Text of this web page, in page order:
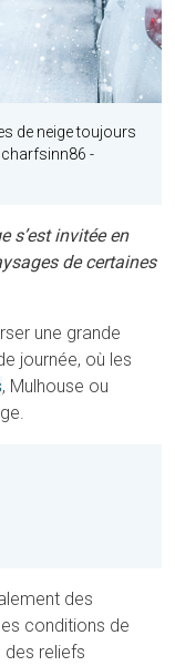
de neige toujours
-
s’est invitée en
de certaines
une grande
journée, où les
, Mulhouse ou
des
conditions de
reliefs